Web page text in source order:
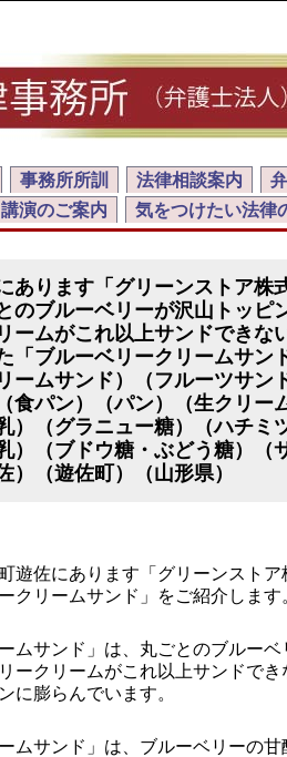
事務所所訓 法律相談案内
講演のご案内 気をつけたい法律
あります「グリーンストア株
のブルーベリーが沢山トッピ
ームがこれ以上サンドできな
「ブルーベリークリームサンド
ームサンド）（フルーツサン
食パン）（パン）（生クリー
）（グラニュー糖）（ハチミ
）（ブドウ糖・ぶどう糖）（
）（遊佐町）（山形県）
遊佐にあります「グリーンストア
クリームサンド」をご紹介します
ムサンド」は、丸ごとのブルーベ
ークリームがこれ以上サンドで
に膨らんでいます。
ムサンド」は、ブルーベリーの甘